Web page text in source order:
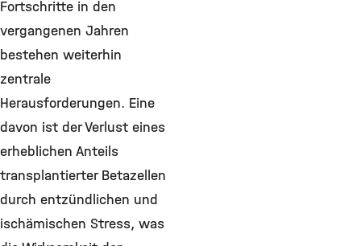
Fortschritte in den
vergangenen Jahren
bestehen weiterhin
zentrale
Herausforderungen. Eine
davon ist der Verlust eines
erheblichen Anteils
transplantierter Betazellen
durch entzündlichen und
ischämischen Stress, was